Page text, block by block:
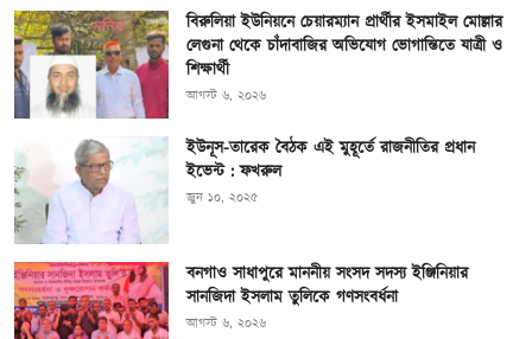
বিরুলিয়া ইউনিয়নে চেয়ারম্যান প্রার্থীর ইসমাইল মোল্লার
লেগুনা থেকে চাঁদাবাজির অভিযোগ ভোগান্তিতে যাত্রী ও
শিক্ষার্থী
আগস্ট ৬, ২০২৬
ইউনূস-তারেক বৈঠক এই মুহূর্তে রাজনীতির প্রধান
ইভেন্ট : ফখরুল
জুন ১০, ২০২৫
বনগাও সাধাপুরে মাননীয় সংসদ সদস্য ইঞ্জিনিয়ার
সানজিদা ইসলাম তুলিকে গণসংবর্ধনা
আগস্ট ৬, ২০২৬